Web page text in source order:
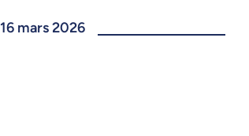
16 mars 2026